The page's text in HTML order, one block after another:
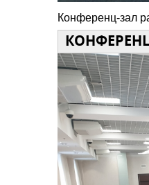
Конференц-зал